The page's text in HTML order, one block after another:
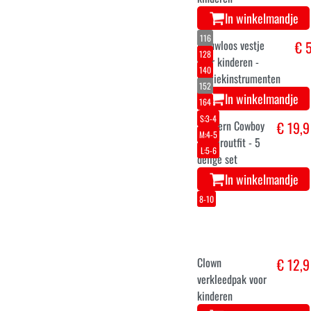
onesie
In winkelmandje
5-7
4-5
11-13
8-10
Bijbelse koning
Balthazar
kostuum voor
€ 17,1
116
128
140